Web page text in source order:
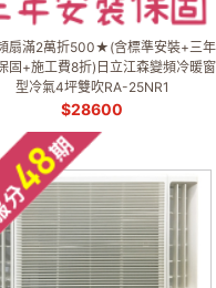
扇滿2萬折500★(含標準安裝+三年
固+施工費8折)日立江森變頻冷暖窗
型冷氣4坪雙吹RA-25NR1
$28600